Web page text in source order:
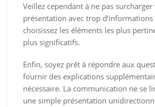
Veillez cependant à ne pas
présentation avec trop d’informations
choisissez les éléments les plus
plus significatifs.
Enfin, soyez prêt à répondre aux
fournir des explications
nécessaire. La communication ne se
une simple présentation